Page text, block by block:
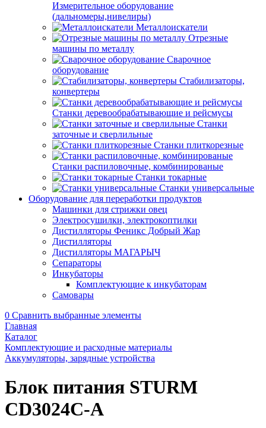
Измерительное оборудование
(дальномеры,нивелиры)
Металлоискатели
Отрезные
машины по металлу
Сварочное
оборудование
Стабилизаторы,
конвертеры
Станки деревообрабатывающие и рейсмусы
Станки
заточные и сверлильные
Станки плиткорезные
Станки распиловочные, комбинированые
Станки токарные
Станки универсальные
Оборудование для переработки продуктов
Машинки для стрижки овец
Электросушилки, электрокоптилки
Дистилляторы Феникс Добрый Жар
Дистилляторы
Дистилляторы МАГАРЫЧ
Сепараторы
Инкубаторы
Комплектующие к инкубаторам
Самовары
0 Сравнить выбранные элементы
Главная
Каталог
Комплектующие и расходные материалы
Аккумуляторы, зарядные устройства
Блок питания STURM
CD3024C-А